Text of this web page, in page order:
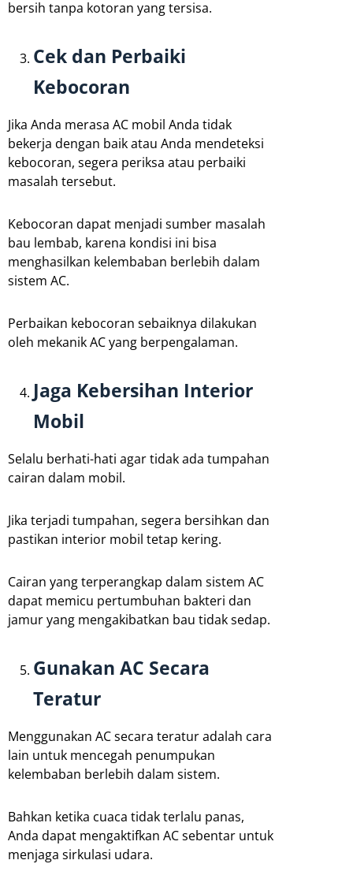
bersih tanpa kotoran yang tersisa.
Cek dan Perbaiki
Kebocoran
Jika Anda merasa AC mobil Anda tidak
bekerja dengan baik atau Anda mendeteksi
kebocoran, segera periksa atau perbaiki
masalah tersebut.
Kebocoran dapat menjadi sumber masalah
bau lembab, karena kondisi ini bisa
menghasilkan kelembaban berlebih dalam
sistem AC.
Perbaikan kebocoran sebaiknya dilakukan
oleh mekanik AC yang berpengalaman.
Jaga Kebersihan Interior
Mobil
Selalu berhati-hati agar tidak ada tumpahan
cairan dalam mobil.
Jika terjadi tumpahan, segera bersihkan dan
pastikan interior mobil tetap kering.
Cairan yang terperangkap dalam sistem AC
dapat memicu pertumbuhan bakteri dan
jamur yang mengakibatkan bau tidak sedap.
Gunakan AC Secara
Teratur
Menggunakan AC secara teratur adalah cara
lain untuk mencegah penumpukan
kelembaban berlebih dalam sistem.
Bahkan ketika cuaca tidak terlalu panas,
Anda dapat mengaktifkan AC sebentar untuk
menjaga sirkulasi udara.